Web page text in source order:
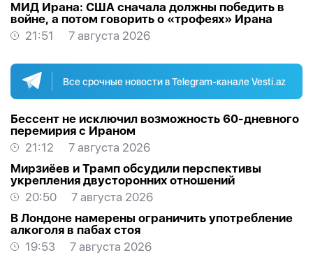
МИД Ирана: США сначала должны победить в
войне, а потом говорить о «трофеях» Ирана
21:51
7 августа 2026
Все срочные новости в Telegram-канале Vesti.az
Бессент не исключил возможность 60-дневного
перемирия с Ираном
21:12
7 августа 2026
Мирзиёев и Трамп обсудили перспективы
укрепления двусторонних отношений
20:50
7 августа 2026
В Лондоне намерены ограничить употребление
алкоголя в пабах стоя
19:53
7 августа 2026